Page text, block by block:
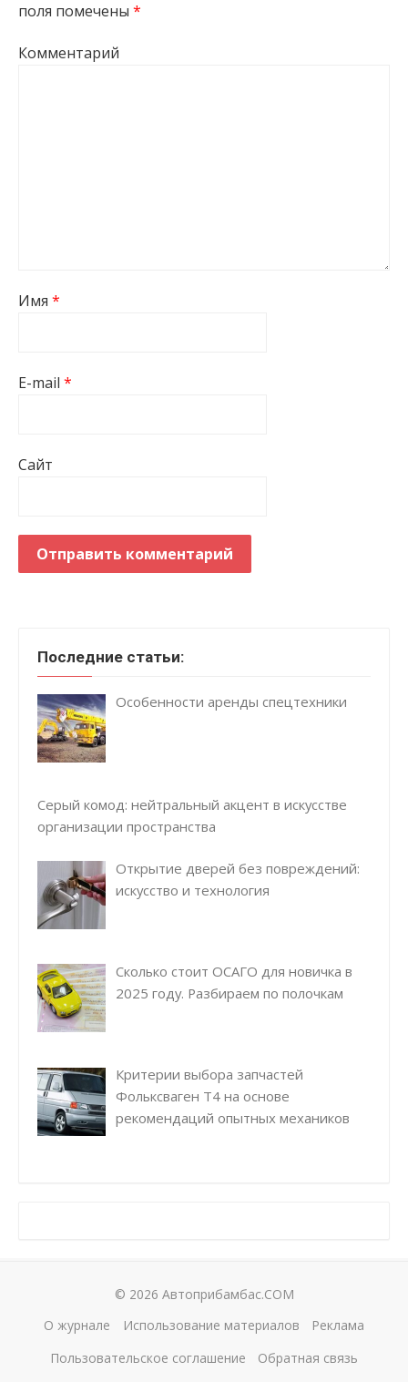
поля помечены *
Комментарий
Имя *
E-mail *
Сайт
Последние статьи:
Особенности аренды спецтехники
Серый комод: нейтральный акцент в искусстве
организации пространства
Открытие дверей без повреждений:
искусство и технология
Сколько стоит ОСАГО для новичка в
2025 году. Разбираем по полочкам
Критерии выбора запчастей
Фольксваген Т4 на основе
рекомендаций опытных механиков
© 2026 Автоприбамбас.COM
О журнале
Использование материалов
Реклама
Пользовательское соглашение
Обратная связь